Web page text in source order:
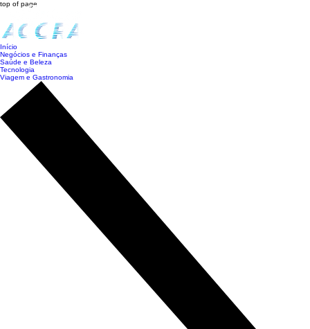
top of page
Início
Negócios e Finanças
Saúde e Beleza
Tecnologia
Viagem e Gastronomia